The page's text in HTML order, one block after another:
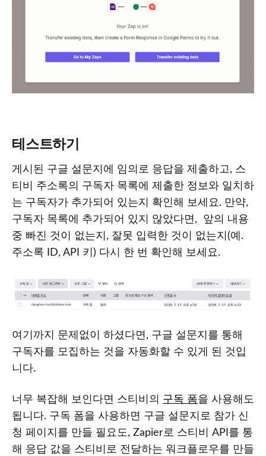
테스트하기
게시된 구글 설문지에 임의로 응답을 제출하고, 스
티비 주소록의 구독자 목록에 제출한 정보와 일치하
는 구독자가 추가되어 있는지 확인해 보세요. 만약,
구독자 목록에 추가되어 있지 않았다면, 앞의 내용
중 빠진 것이 없는지, 잘못 입력한 것이 없는지(예.
주소록 ID, API 키) 다시 한 번 확인해 보세요.
여기까지 문제없이 하셨다면, 구글 설문지를 통해
구독자를 모집하는 것을 자동화할 수 있게 된 것입
니다.
너무 복잡해 보인다면 스티비의 구독 폼을 사용해도
됩니다. 구독 폼을 사용하면 구글 설문지로 참가 신
청 페이지를 만들 필요도, Zapier로 스티비 API를 통
해 응답 값을 스티비로 전달하는 워크플로우를 만들